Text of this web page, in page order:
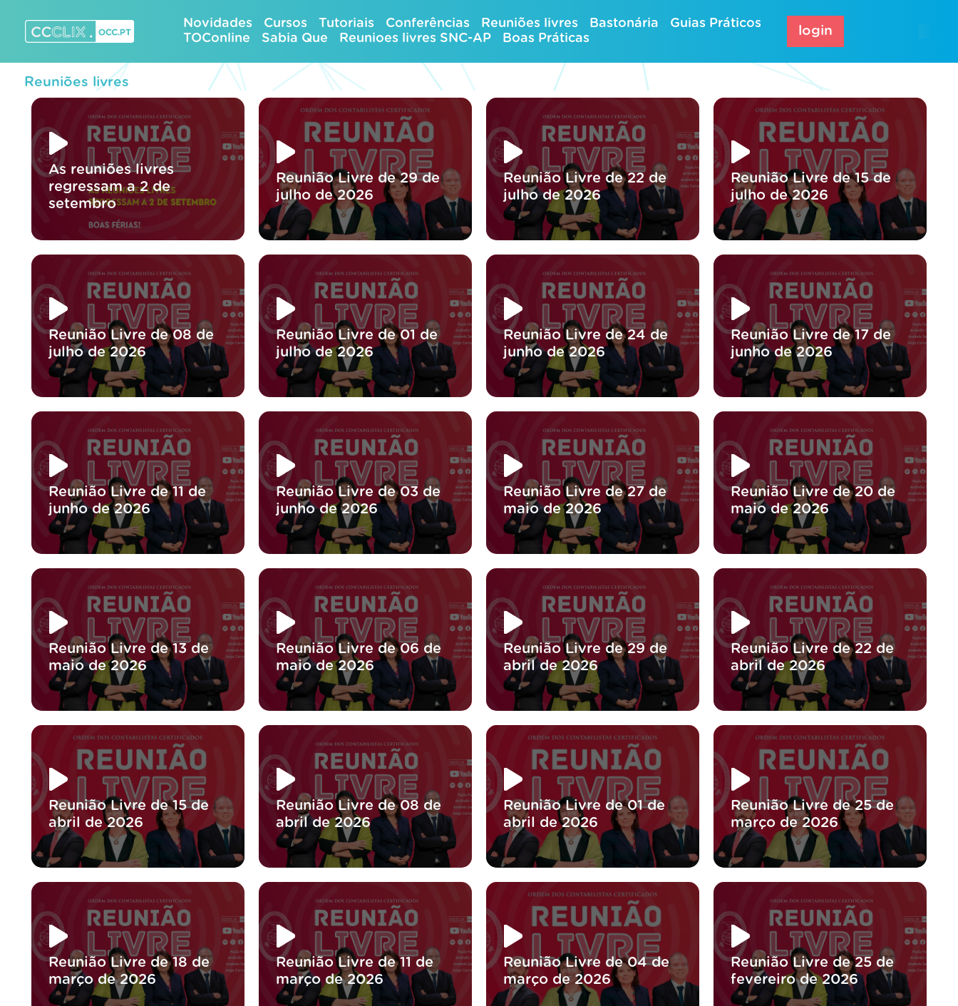
content
Novidades Cursos Tutoriais Conferências Reuniões livres Bastonária
Guias Práticos
TOConline
Sabia Que Reunioes livres SNC-AP Boas Práticas
login
Reuniões livres
As reuniões livres
regressam a 2 de
setembro
Reunião Livre de 29 de
julho de 2026
Reunião Livre de 22 de
julho de 2026
Reunião Livre de 15 de
julho de 2026
Reunião Livre de 08 de
julho de 2026
Reunião Livre de 01 de
julho de 2026
Reunião Livre de 24 de
junho de 2026
Reunião Livre de 17 de
junho de 2026
Reunião Livre de 11 de
junho de 2026
Reunião Livre de 03 de
junho de 2026
Reunião Livre de 27 de
maio de 2026
Reunião Livre de 20 de
maio de 2026
Reunião Livre de 13 de
maio de 2026
Reunião Livre de 06 de
maio de 2026
Reunião Livre de 29 de
abril de 2026
Reunião Livre de 22 de
abril de 2026
Reunião Livre de 15 de
abril de 2026
Reunião Livre de 08 de
abril de 2026
Reunião Livre de 01 de
abril de 2026
Reunião Livre de 25 de
março de 2026
Reunião Livre de 18 de
março de 2026
Reunião Livre de 11 de
março de 2026
Reunião Livre de 04 de
março de 2026
Reunião Livre de 25 de
fevereiro de 2026